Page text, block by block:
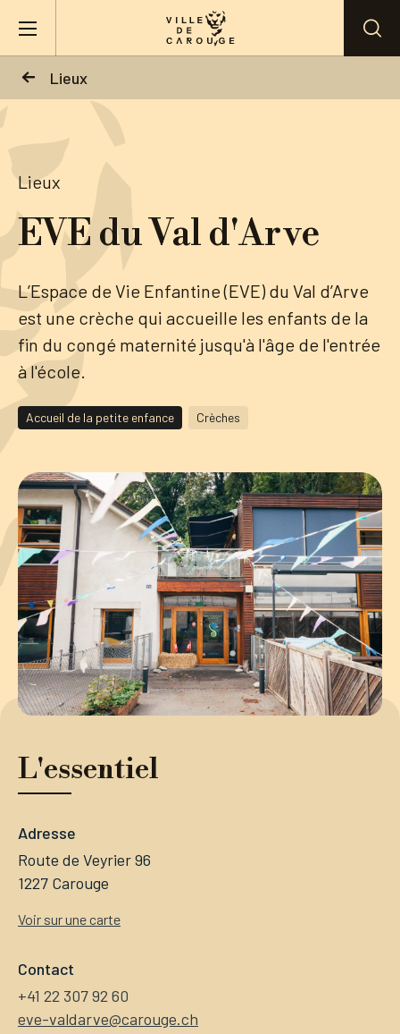
Lieux
Mairie
Vie pratique
Actualités
Agenda
Démarches
CAROUGE SE CONSTRUIT
Lieux
EVE du Val d'Arve
L’Espace de Vie Enfantine (EVE) du Val d’Arve
est une crèche qui accueille les enfants de la
fin du congé maternité jusqu'à l'âge de l'entrée
à l'école.
Accueil de la petite enfance Crèches
L'essentiel
Adresse
Route de Veyrier 96
1227 Carouge
Voir sur une carte
Contact
+41 22 307 92 60
eve-valdarve@carouge.ch